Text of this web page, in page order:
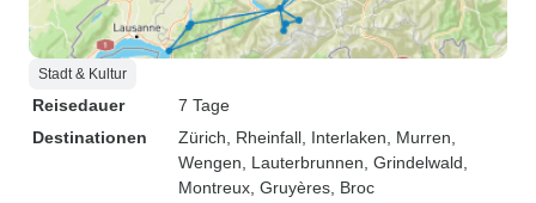
Stadt & Kultur
Reisedauer
7 Tage
Destinationen
Zürich , Rheinfall , Interlaken , Murren
Wengen , Lauterbrunnen , Grindelwald
Montreux , Gruyères , Broc